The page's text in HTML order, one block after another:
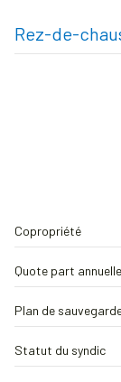
6 étage(s)
vue
balcon
interphone
Rez-de-
Copropriété
Quote part
Plan de
Statut du syndic